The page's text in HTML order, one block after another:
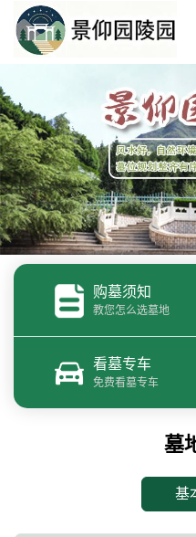
购墓须知
教您怎么选墓地
看墓专车
免费看墓专车
墓
基